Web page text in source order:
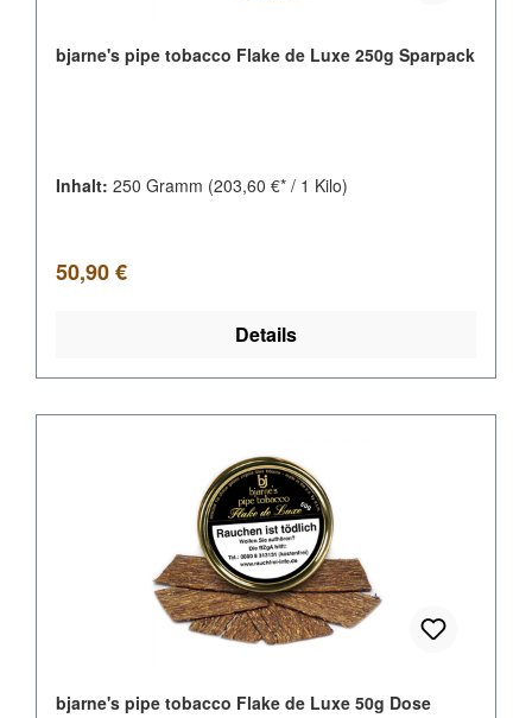
bjarne's pipe tobacco Flake de Luxe 250g Sparpack
Inhalt: 250 Gramm (203,60 €* / 1 Kilo)
Regulärer Preis:
50,90 €
Details
bjarne's pipe tobacco Flake de Luxe 50g Dose